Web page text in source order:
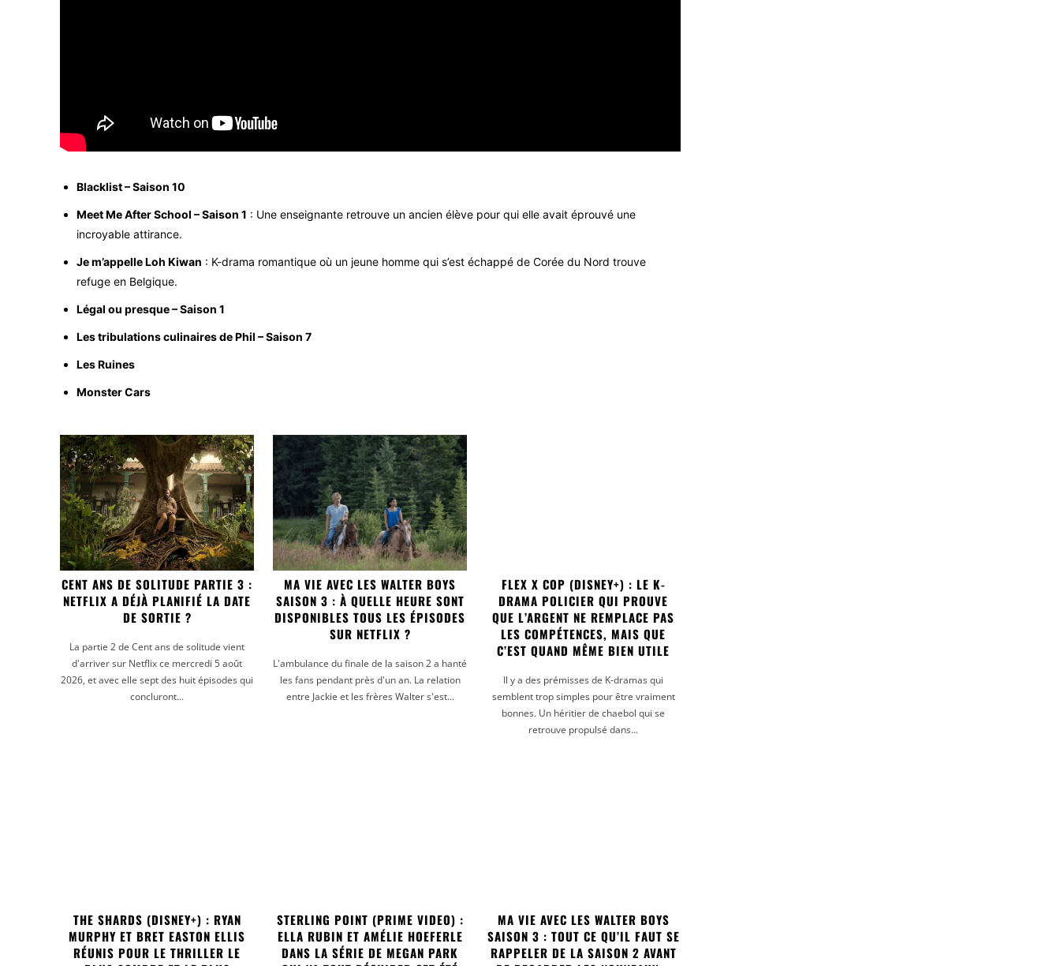
Blacklist – Saison 10
Meet Me After School – Saison 1 : Une enseignante retrouve un ancien élève pour qui elle avait éprouvé une
incroyable attirance.
Je m’appelle Loh Kiwan : K-drama romantique où un jeune homme qui s’est échappé de Corée du Nord trouve
refuge en Belgique.
Légal ou presque – Saison 1
Les tribulations culinaires de Phil – Saison 7
Les Ruines
Monster Cars
CENT ANS DE SOLITUDE PARTIE 3 :
NETFLIX A DÉJÀ PLANIFIÉ LA DATE
DE SORTIE ?
La partie 2 de Cent ans de solitude vient
d'arriver sur Netflix ce mercredi 5 août
2026, et avec elle sept des huit épisodes qui
concluront...
MA VIE AVEC LES WALTER BOYS
SAISON 3 : À QUELLE HEURE SONT
DISPONIBLES TOUS LES ÉPISODES
SUR NETFLIX ?
L'ambulance du finale de la saison 2 a hanté
les fans pendant près d'un an. La relation
entre Jackie et les frères Walter s'est...
FLEX X COP (DISNEY+) : LE K-
DRAMA POLICIER QUI PROUVE
QUE L’ARGENT NE REMPLACE PAS
LES COMPÉTENCES, MAIS QUE
C’EST QUAND MÊME BIEN UTILE
Il y a des prémisses de K-dramas qui
semblent trop simples pour être vraiment
bonnes. Un héritier de chaebol qui se
retrouve propulsé dans...
THE SHARDS (DISNEY+) : RYAN
MURPHY ET BRET EASTON ELLIS
RÉUNIS POUR LE THRILLER LE
STERLING POINT (PRIME VIDEO) :
ELLA RUBIN ET AMÉLIE HOEFERLE
DANS LA SÉRIE DE MEGAN PARK
MA VIE AVEC LES WALTER BOYS
SAISON 3 : TOUT CE QU’IL FAUT SE
RAPPELER DE LA SAISON 2 AVANT